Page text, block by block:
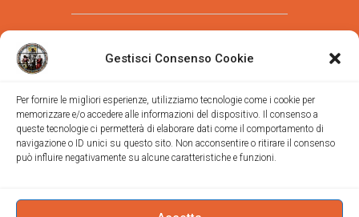
Gestisci Consenso Cookie
Per fornire le migliori esperienze, utilizziamo tecnologie come i cookie per
memorizzare e/o accedere alle informazioni del dispositivo. Il consenso a
queste tecnologie ci permetterà di elaborare dati come il comportamento di
navigazione o ID unici su questo sito. Non acconsentire o ritirare il consenso
può influire negativamente su alcune caratteristiche e funzioni.
Parrocchia san Vincenzo de' Paoli-Diocesi
di Trieste
via Vittorino da Feltre, 11 (chiesa)
Trieste